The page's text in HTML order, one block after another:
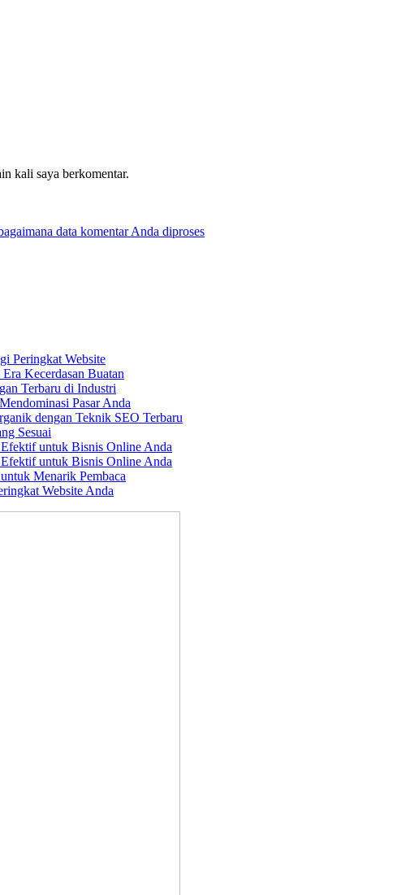
kali saya berkomentar.
data komentar Anda diproses
Peringkat Website
Kecerdasan Buatan
Terbaru di Industri
Pasar Anda
dengan Teknik SEO Terbaru
Sesuai
untuk Bisnis Online Anda
untuk Bisnis Online Anda
Menarik Pembaca
Website Anda